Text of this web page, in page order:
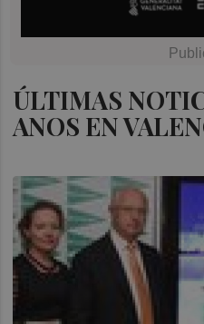
ÚLTIMAS
ANOS EN